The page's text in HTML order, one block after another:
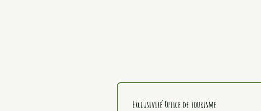
Exclusivité Office de tourisme